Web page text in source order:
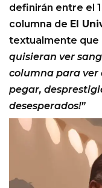
definirán entre el
columna de El
textualmente que
quisieran ver
columna para ver
pegar,
desesperados!”